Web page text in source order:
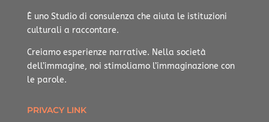
È uno Studio di consulenza che aiuta le istituzioni
culturali a raccontare.
Creiamo esperienze narrative. Nella società
dell’immagine, noi stimoliamo l’immaginazione con
le parole.
PRIVACY LINK